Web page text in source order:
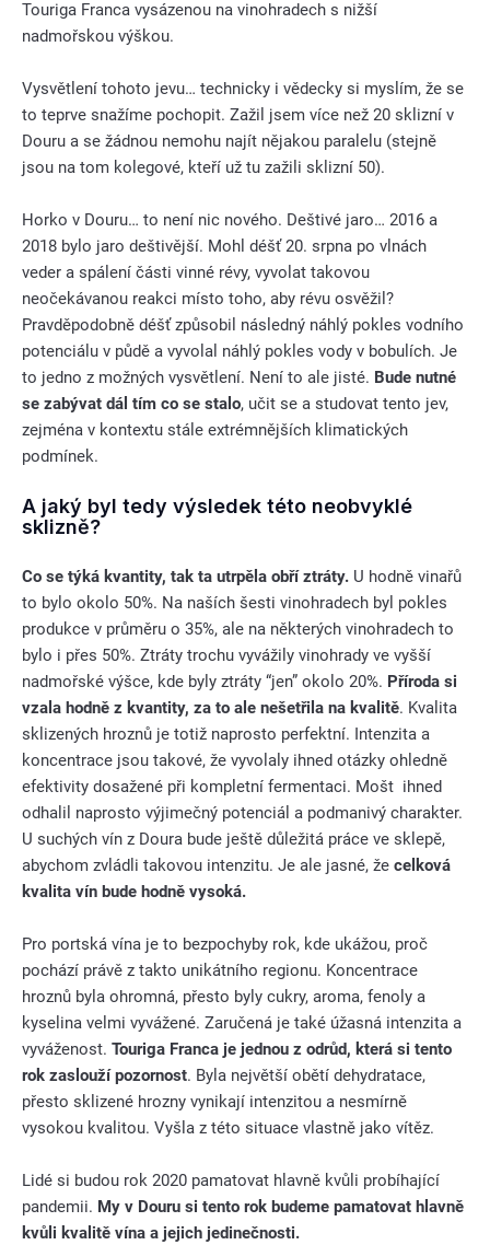
Touriga Franca vysázenou na vinohradech s nižší
nadmořskou výškou.
Vysvětlení tohoto jevu… technicky i vědecky si myslím, že se
to teprve snažíme pochopit. Zažil jsem více než 20 sklizní v
Douru a se žádnou nemohu najít nějakou paralelu (stejně
jsou na tom kolegové, kteří už tu zažili sklizní 50).
Horko v Douru… to není nic nového. Deštivé jaro… 2016 a
2018 bylo jaro deštivější. Mohl déšť 20. srpna po vlnách
veder a spálení části vinné révy, vyvolat takovou
neočekávanou reakci místo toho, aby révu osvěžil?
Pravděpodobně déšť způsobil následný náhlý pokles vodního
potenciálu v půdě a vyvolal náhlý pokles vody v bobulích. Je
to jedno z možných vysvětlení. Není to ale jisté. Bude nutné
se zabývat dál tím co se stalo, učit se a studovat tento jev,
zejména v kontextu stále extrémnějších klimatických
podmínek.
A jaký byl tedy výsledek této neobvyklé
sklizně?
Co se týká kvantity, tak ta utrpěla obří ztráty. U hodně vinařů
to bylo okolo 50%. Na naších šesti vinohradech byl pokles
produkce v průměru o 35%, ale na některých vinohradech to
bylo i přes 50%. Ztráty trochu vyvážily vinohrady ve vyšší
nadmořské výšce, kde byly ztráty “jen” okolo 20%. Příroda si
vzala hodně z kvantity, za to ale nešetřila na kvalitě. Kvalita
sklizených hroznů je totiž naprosto perfektní. Intenzita a
koncentrace jsou takové, že vyvolaly ihned otázky ohledně
efektivity dosažené při kompletní fermentaci. Mošt ihned
odhalil naprosto výjimečný potenciál a podmanivý charakter.
U suchých vín z Doura bude ještě důležitá práce ve sklepě,
abychom zvládli takovou intenzitu. Je ale jasné, že celková
kvalita vín bude hodně vysoká.
Pro portská vína je to bezpochyby rok, kde ukážou, proč
pochází právě z takto unikátního regionu. Koncentrace
hroznů byla ohromná, přesto byly cukry, aroma, fenoly a
kyselina velmi vyvážené. Zaručená je také úžasná intenzita a
vyváženost. Touriga Franca je jednou z odrůd, která si tento
rok zaslouží pozornost. Byla největší obětí dehydratace,
přesto sklizené hrozny vynikají intenzitou a nesmírně
vysokou kvalitou. Vyšla z této situace vlastně jako vítěz.
Lidé si budou rok 2020 pamatovat hlavně kvůli probíhající
pandemii. My v Douru si tento rok budeme pamatovat hlavně
kvůli kvalitě vína a jejich jedinečnosti.